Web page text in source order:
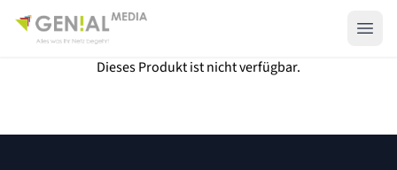
Dieses Produkt ist nicht verfügbar.